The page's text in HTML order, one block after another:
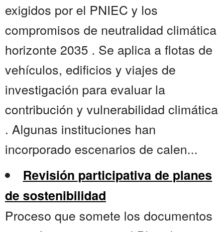
exigidos por el PNIEC y los
compromisos de neutralidad climática
horizonte 2035 . Se aplica a flotas de
vehículos, edificios y viajes de
investigación para evaluar la
contribución y vulnerabilidad climática
. Algunas instituciones han
incorporado escenarios de calen...
Revisión participativa de planes
de sostenibilidad
Proceso que somete los documentos